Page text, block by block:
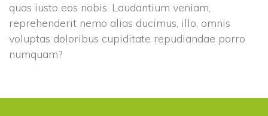
quas iusto eos nobis. Laudantium veniam,
reprehenderit nemo alias ducimus, illo, omnis
voluptas doloribus cupiditate repudiandae porro
numquam?